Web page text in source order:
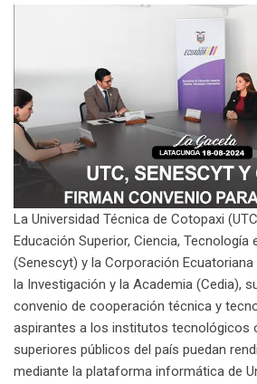
La Universidad Técnica de Cotopaxi
Educación Superior, Ciencia, Tecnología
(Senescyt) y la Corporación
la Investigación y la Academia (Cedia),
convenio de cooperación técnica y
aspirantes a los institutos tecnológicos
superiores públicos del país puedan
mediante la plataforma informática de